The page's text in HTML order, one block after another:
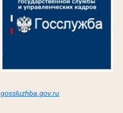
gossluzhba.gov.ru